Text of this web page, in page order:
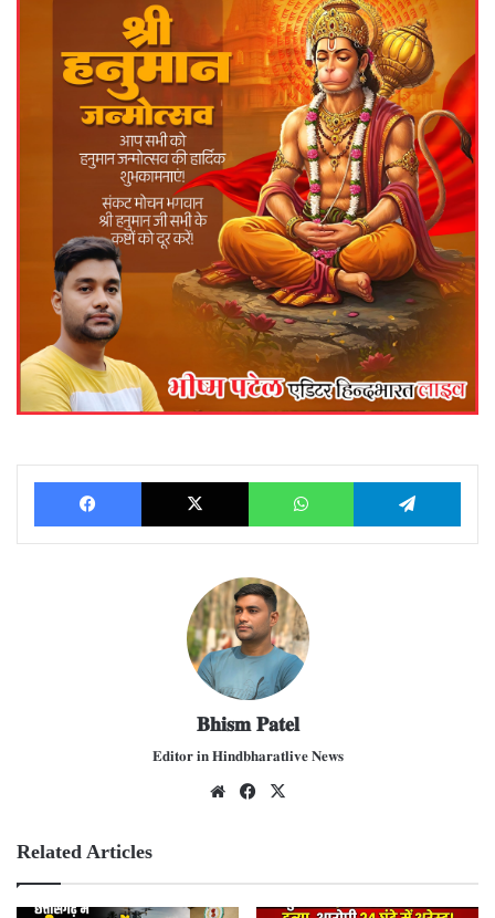
Facebook X WhatsApp
𝐁𝐡𝐢𝐬𝐦 𝐏𝐚𝐭𝐞𝐥
𝐄𝐝𝐢𝐭𝐨𝐫 𝐢𝐧 𝐇𝐢𝐧𝐝𝐛𝐡𝐚𝐫𝐚𝐭𝐥𝐢𝐯𝐞 𝐍𝐞𝐰𝐬
We
Fac
Related Articles